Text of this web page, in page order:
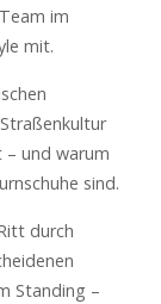
im
mit.
– und warum
sind.
durch
Standing –